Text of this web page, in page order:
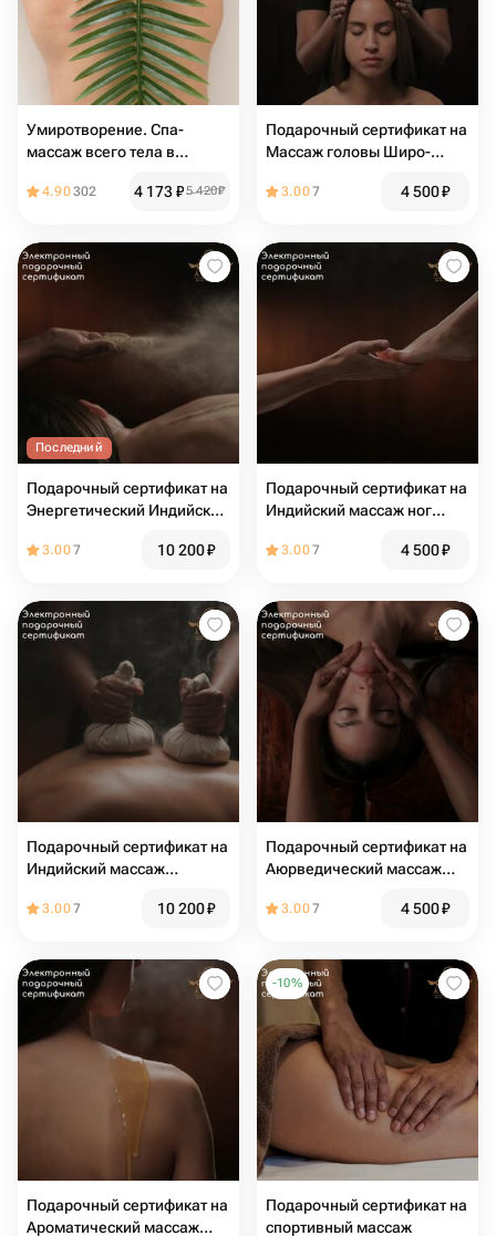
Умиротворение. Спа-
массаж всего тела в
4.90302 4 173₽5 420₽
Подарочный сертификат на
Массаж головы Широ-
3.007 4 500₽
Последний
Подарочный сертификат на
Энергетический Индийский
3.007 10 200₽
Подарочный сертификат на
Индийский массаж ног
3.007 4 500₽
Подарочный сертификат на
Индийский массаж
3.007 10 200₽
Подарочный сертификат на
Аюрведический массаж
минут
3.007 4 500₽
Подарочный сертификат на
Ароматический массаж
-10%
Подарочный сертификат на
спортивный массаж